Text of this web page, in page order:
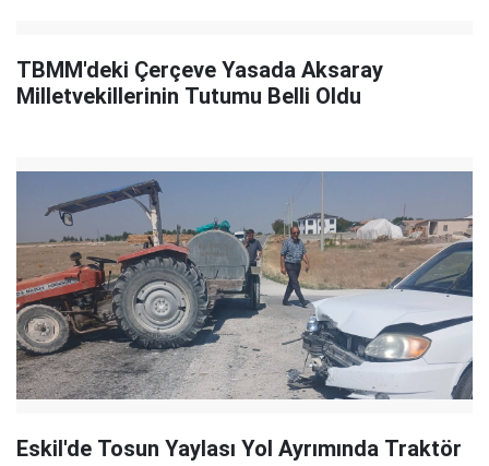
TBMM'deki Çerçeve Yasada Aksaray
Milletvekillerinin Tutumu Belli Oldu
Eskil'de Tosun Yaylası Yol Ayrımında Traktör